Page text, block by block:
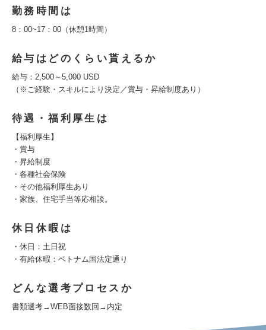
勤務時間は
8：00~17：00（休憩1時間）
給与はどのくらい貰えるか
給与：2,500～5,000 USD
（※ご経験・スキルにより決定／賞与・昇給制度あり）
待遇・福利厚生は
【福利厚生】
・賞与
・昇給制度
・各種社会保険
・その他福利厚生あり
・家族、住宅手当等応相談。
休日休暇は
・休日：土日祝
・有給休暇：ベトナム国法定通り
どんな選考プロセスか
書類選考→WEB面接数回→内定